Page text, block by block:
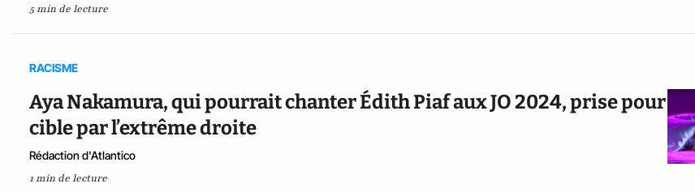
5 min de lecture
RACISME
Aya Nakamura, qui pourrait chanter Édith Piaf aux JO 2024, prise pour
cible par l’extrême droite
Rédaction d'Atlantico
1 min de lecture